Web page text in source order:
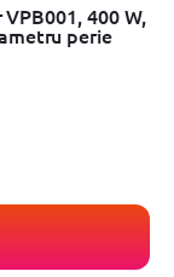
400 W,
perie